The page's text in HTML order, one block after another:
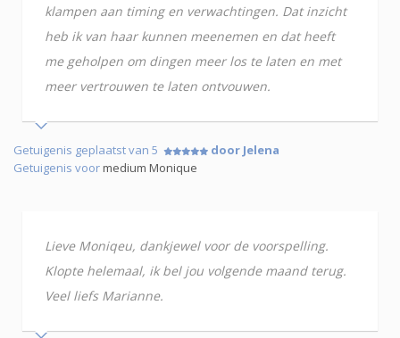
klampen aan timing en verwachtingen. Dat inzicht
heb ik van haar kunnen meenemen en dat heeft
me geholpen om dingen meer los te laten en met
meer vertrouwen te laten ontvouwen.
Getuigenis geplaatst van 5
door Jelena
Getuigenis voormedium Monique
Lieve Moniqeu, dankjewel voor de voorspelling.
Klopte helemaal, ik bel jou volgende maand terug.
Veel liefs Marianne.